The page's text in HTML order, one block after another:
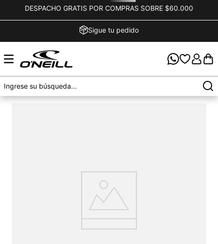
DESPACHO GRATIS POR COMPRAS SOBRE $60.000
Sigue tu pedido